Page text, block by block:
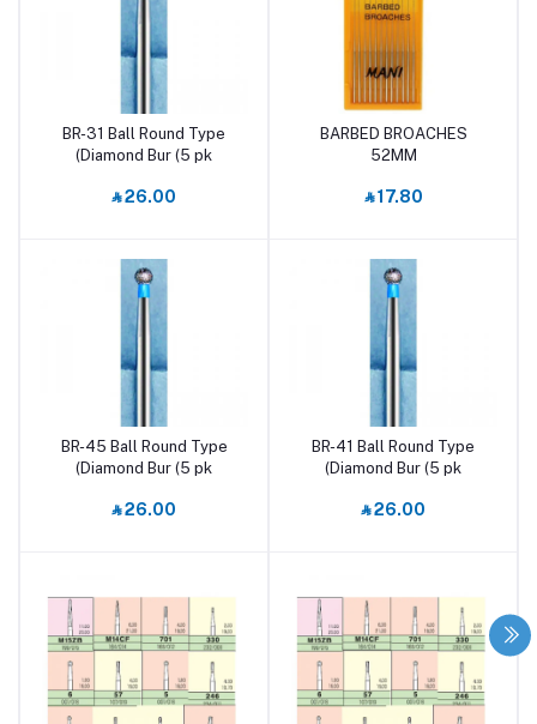
أضف إلى السلة
BARBED BROACHES
52MM
‎⃁ 17.80
أضف إلى السلة
BR-31 Ball Round Type
Diamond Bur (5 pk)
‎⃁ 26.00
أضف إلى السلة
BR-41 Ball Round Type
Diamond Bur (5 pk)
‎⃁ 26.00
أضف إلى السلة
BR-45 Ball Round Type
Diamond Bur (5 pk)
‎⃁ 26.00